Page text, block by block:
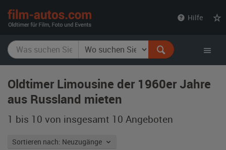
Hilfe
Oldtimer Limousine der 1960er Jahre
aus Russland mieten
1 bis 10 von insgesamt 10 Angeboten
Sortieren nach: Neuzugänge